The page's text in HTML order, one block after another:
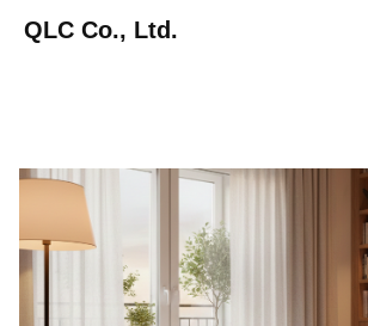
QLC Co., Ltd.